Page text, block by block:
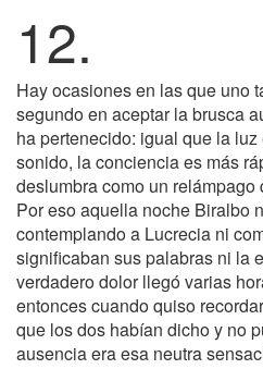
12.
Hay ocasiones en las que uno
segundo en aceptar la brusca
ha pertenecido: igual que la
sonido, la conciencia es más
deslumbra como un
Por eso aquella noche Biralbo
contemplando a Lucrecia ni
significaban sus palabras ni la
verdadero dolor llegó varias
entonces cuando quiso
que los dos habían dicho y no
ausencia era esa neutra